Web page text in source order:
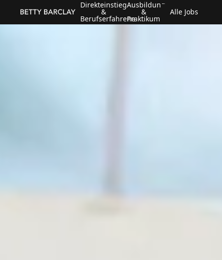
Direkteinstieg
&
Berufserfahrene
Ausbildung
&
Praktikum
Alle Jobs